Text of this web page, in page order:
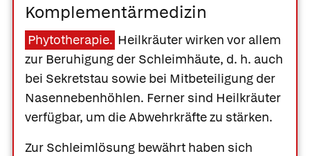
Komplementärmedizin
Phytotherapie. Heilkräuter wirken vor allem
zur Beruhigung der Schleimhäute, d. h. auch
bei Sekretstau sowie bei Mitbeteiligung der
Nasennebenhöhlen. Ferner sind Heilkräuter
verfügbar, um die Abwehrkräfte zu stärken.
Zur Schleimlösung bewährt haben sich